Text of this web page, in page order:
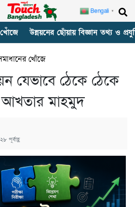
খোঁজে উন্নয়নের ছোঁয়ায় বিজ্ঞান তথ্য ও
খোঁজে
যেভাবে ঠেকে ঠেকে
আখতার মাহমুদ
পূর্বাহ্ণ
Bengali ▼